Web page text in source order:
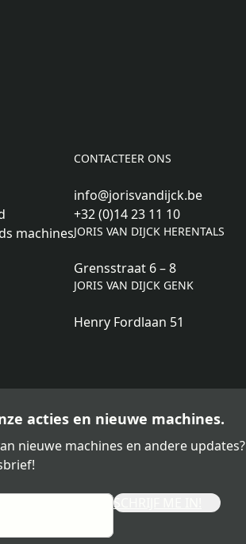
machines
CONTACTEER ONS
info@jorisvandijck.be
+32 (0)14 23 11 10
JORIS VAN DIJCK HERENTALS
Grensstraat 6 – 8
JORIS VAN DIJCK GENK
Henry Fordlaan 51
acties en nieuwe machines.
nieuwe machines en andere updates?
SCHRIJF ME IN!